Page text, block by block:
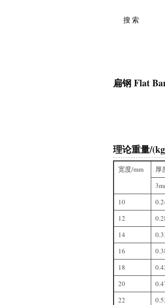
搜索
扁钢 Flat
理论重量/
宽度/mm
厚
10
12
14
16
18
20
22